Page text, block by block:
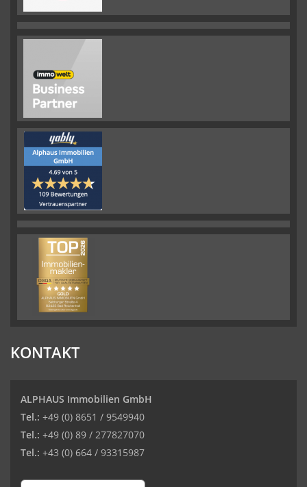
KONTAKT
ALPHAUS Immobilien GmbH
Tel.: +49 (0) 8651 / 9549940
Tel.: +49 (0) 89 / 277827070
Tel.: +43 (0) 664 / 93315987